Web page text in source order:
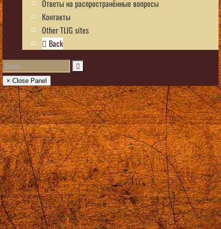
Ответы на распространённые вопросы
Контакты
Other TLIG sites
Back
× Close Panel